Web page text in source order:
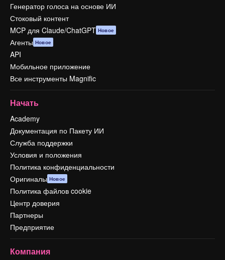
Генератор голоса на основе ИИ
Стоковый контент
MCP для Claude/ChatGPT Новое
Агенты Новое
API
Мобильное приложение
Все инструменты Magnific
Начать
Academy
Документация по Пакету ИИ
Служба поддержки
Условия и положения
Политика конфиденциальности
Оригиналы Новое
Политика файлов cookie
Центр доверия
Партнеры
Предприятие
Компания